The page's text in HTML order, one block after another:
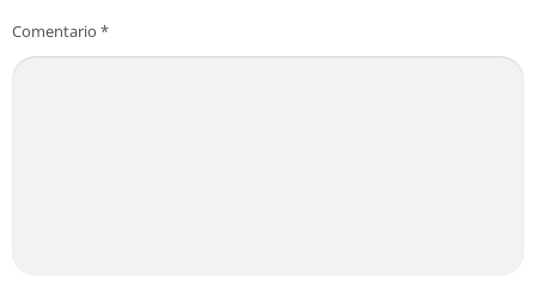
Comentario *